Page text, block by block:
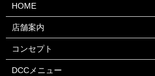
HOME
店舗案内
コンセプト
DCCメニュー